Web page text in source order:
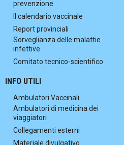
prevenzione
Il calendario vaccinale
Report provinciali
Sorveglianza delle malattie
infettive
Comitato tecnico-scientifico
INFO UTILI
Ambulatori Vaccinali
Ambulatori di medicina dei
viaggiatori
Collegamenti esterni
Materiale divulgativo